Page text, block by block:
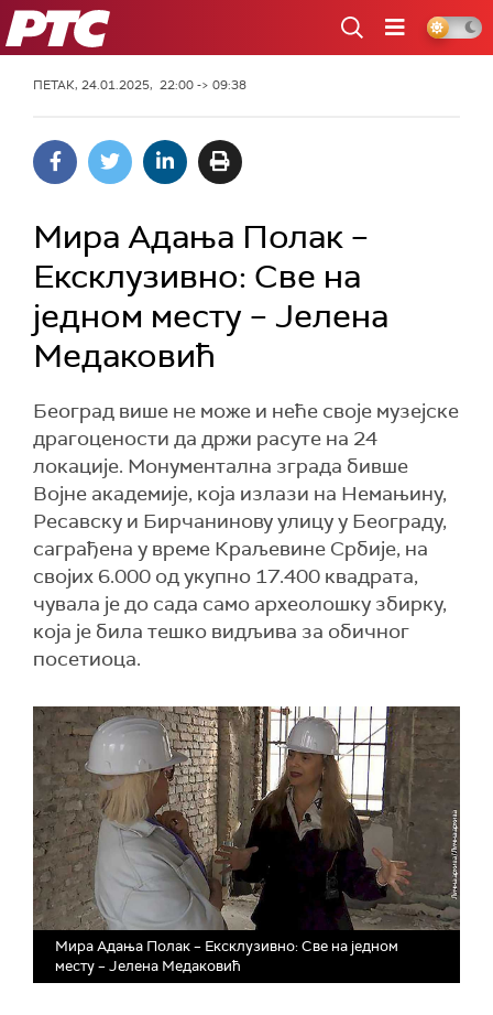
РТС
ПЕТАК, 24.01.2025, 22:00 -> 09:38
Мира Адања Полак –
Ексклузивно: Све на
једном месту – Јелена
Медаковић
Београд више не може и неће своје музејске
драгоцености да држи расуте на 24
локације. Монументална зграда бивше
Војне академије, која излази на Немањину,
Ресавску и Бирчанинову улицу у Београду,
саграђена у време Краљевине Србије, на
својих 6.000 од укупно 17.400 квадрата,
чувала је до сада само археолошку збирку,
која је била тешко видљива за обичног
посетиоца.
Мира Адања Полак – Ексклузивно: Све на једном
месту – Јелена Медаковић